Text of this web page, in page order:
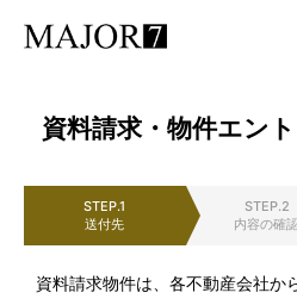
資料請求・物件エン
STEP.1
送付先
STEP.2
内容の確
資料請求物件は、各不動産会社か